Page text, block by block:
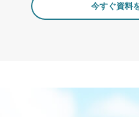
今すぐ資料